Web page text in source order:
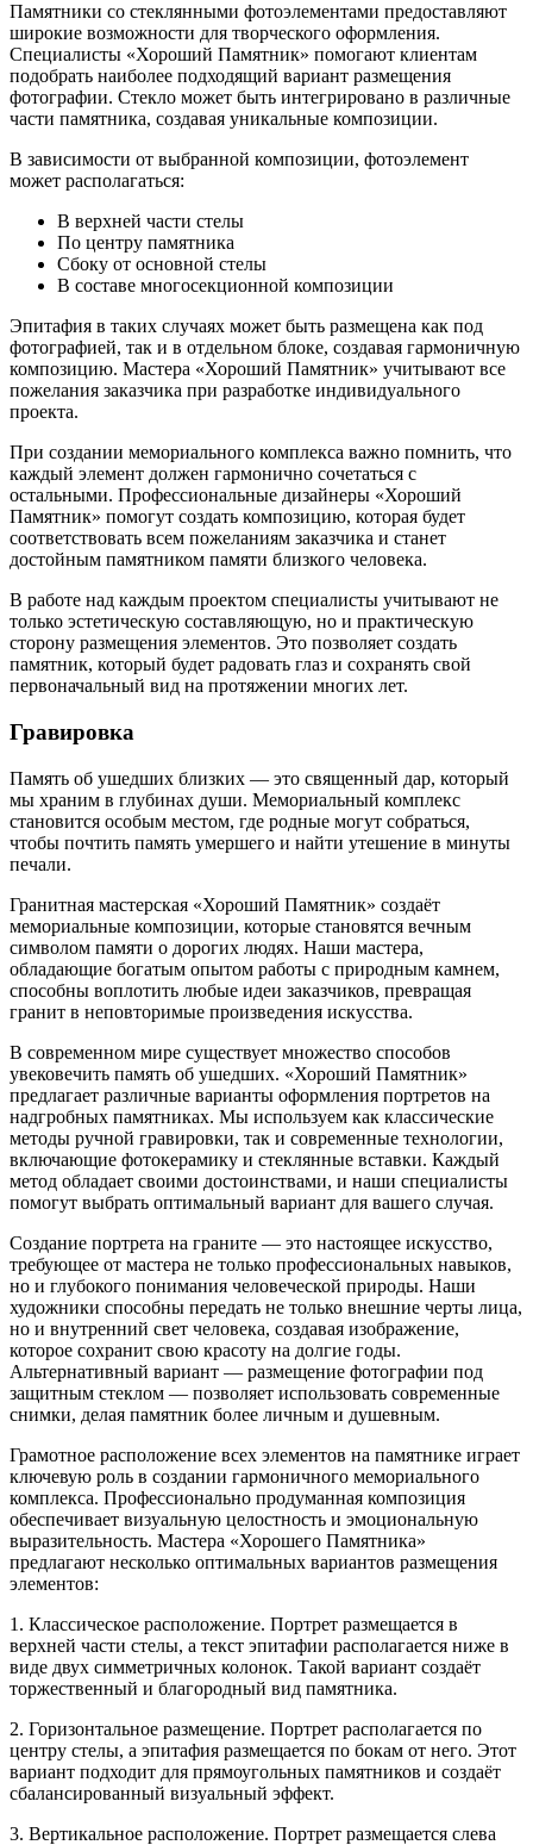
Памятники со стеклянными фотоэлементами предоставляют
широкие возможности для творческого оформления.
Специалисты «Хороший Памятник» помогают клиентам
подобрать наиболее подходящий вариант размещения
фотографии. Стекло может быть интегрировано в различные
части памятника, создавая уникальные композиции.
В зависимости от выбранной композиции, фотоэлемент
может располагаться:
В верхней части стелы
По центру памятника
Сбоку от основной стелы
В составе многосекционной композиции
Эпитафия в таких случаях может быть размещена как под
фотографией, так и в отдельном блоке, создавая гармоничную
композицию. Мастера «Хороший Памятник» учитывают все
пожелания заказчика при разработке индивидуального
проекта.
При создании мемориального комплекса важно помнить, что
каждый элемент должен гармонично сочетаться с
остальными. Профессиональные дизайнеры «Хороший
Памятник» помогут создать композицию, которая будет
соответствовать всем пожеланиям заказчика и станет
достойным памятником памяти близкого человека.
В работе над каждым проектом специалисты учитывают не
только эстетическую составляющую, но и практическую
сторону размещения элементов. Это позволяет создать
памятник, который будет радовать глаз и сохранять свой
первоначальный вид на протяжении многих лет.
Гравировка
Память об ушедших близких — это священный дар, который
мы храним в глубинах души. Мемориальный комплекс
становится особым местом, где родные могут собраться,
чтобы почтить память умершего и найти утешение в минуты
печали.
Гранитная мастерская «Хороший Памятник» создаёт
мемориальные композиции, которые становятся вечным
символом памяти о дорогих людях. Наши мастера,
обладающие богатым опытом работы с природным камнем,
способны воплотить любые идеи заказчиков, превращая
гранит в неповторимые произведения искусства.
В современном мире существует множество способов
увековечить память об ушедших. «Хороший Памятник»
предлагает различные варианты оформления портретов на
надгробных памятниках. Мы используем как классические
методы ручной гравировки, так и современные технологии,
включающие фотокерамику и стеклянные вставки. Каждый
метод обладает своими достоинствами, и наши специалисты
помогут выбрать оптимальный вариант для вашего случая.
Создание портрета на граните — это настоящее искусство,
требующее от мастера не только профессиональных навыков,
но и глубокого понимания человеческой природы. Наши
художники способны передать не только внешние черты лица,
но и внутренний свет человека, создавая изображение,
которое сохранит свою красоту на долгие годы.
Альтернативный вариант — размещение фотографии под
защитным стеклом — позволяет использовать современные
снимки, делая памятник более личным и душевным.
Грамотное расположение всех элементов на памятнике играет
ключевую роль в создании гармоничного мемориального
комплекса. Профессионально продуманная композиция
обеспечивает визуальную целостность и эмоциональную
выразительность. Мастера «Хорошего Памятника»
предлагают несколько оптимальных вариантов размещения
элементов:
1. Классическое расположение. Портрет размещается в
верхней части стелы, а текст эпитафии располагается ниже в
виде двух симметричных колонок. Такой вариант создаёт
торжественный и благородный вид памятника.
2. Горизонтальное размещение. Портрет располагается по
центру стелы, а эпитафия размещается по бокам от него. Этот
вариант подходит для прямоугольных памятников и создаёт
сбалансированный визуальный эффект.
3. Вертикальное расположение. Портрет размещается слева